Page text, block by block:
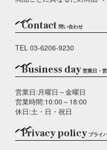
Contact 問い合わせ
TEL 03-6206-9230
Business day営業日・
営業日:月曜日～金曜日
営業時間:10:00～18:00
休日:土・日・祝日
Privacy policy プライ